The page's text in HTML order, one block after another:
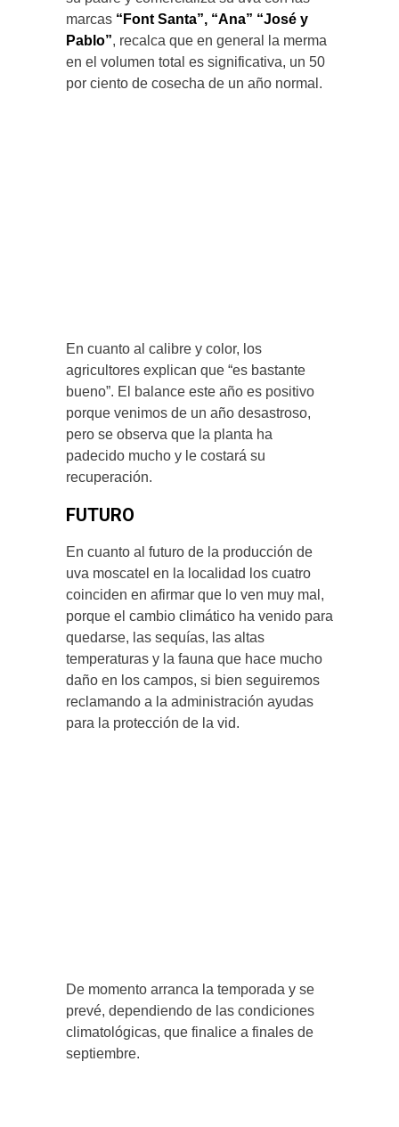
marcas “Font Santa”, “Ana” “José y
Pablo”, recalca que en general la merma
en el volumen total es significativa, un 50
por ciento de cosecha de un año normal.
En cuanto al calibre y color, los
agricultores explican que “es bastante
bueno”. El balance este año es positivo
porque venimos de un año desastroso,
pero se observa que la planta ha
padecido mucho y le costará su
recuperación.
FUTURO
En cuanto al futuro de la producción de
uva moscatel en la localidad los cuatro
coinciden en afirmar que lo ven muy mal,
porque el cambio climático ha venido para
quedarse, las sequías, las altas
temperaturas y la fauna que hace mucho
daño en los campos, si bien seguiremos
reclamando a la administración ayudas
para la protección de la vid.
De momento arranca la temporada y se
prevé, dependiendo de las condiciones
climatológicas, que finalice a finales de
septiembre.